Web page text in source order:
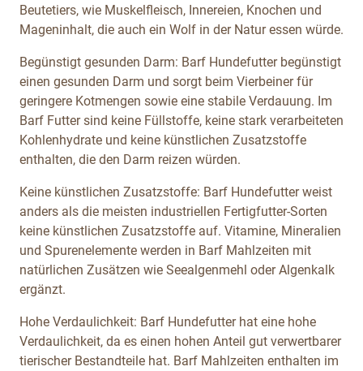
Beutetiers, wie Muskelfleisch, Innereien, Knochen und
Mageninhalt, die auch ein Wolf in der Natur essen würde.
Begünstigt gesunden Darm: Barf Hundefutter begünstigt
einen gesunden Darm und sorgt beim Vierbeiner für
geringere Kotmengen sowie eine stabile Verdauung. Im
Barf Futter sind keine Füllstoffe, keine stark verarbeiteten
Kohlenhydrate und keine künstlichen Zusatzstoffe
enthalten, die den Darm reizen würden.
Keine künstlichen Zusatzstoffe: Barf Hundefutter weist
anders als die meisten industriellen Fertigfutter-Sorten
keine künstlichen Zusatzstoffe auf. Vitamine, Mineralien
und Spurenelemente werden in Barf Mahlzeiten mit
natürlichen Zusätzen wie Seealgenmehl oder Algenkalk
ergänzt.
Hohe Verdaulichkeit: Barf Hundefutter hat eine hohe
Verdaulichkeit, da es einen hohen Anteil gut verwertbarer
tierischer Bestandteile hat. Barf Mahlzeiten enthalten im